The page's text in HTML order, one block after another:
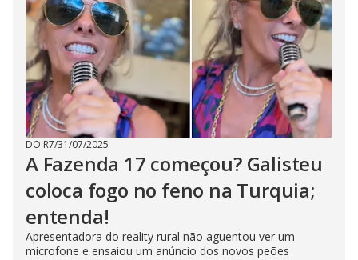
DO R7/31/07/2025
A Fazenda 17 começou? Galisteu
coloca fogo no feno na Turquia;
entenda!
Apresentadora do reality rural não aguentou ver um
microfone e ensaiou um anúncio dos novos peões